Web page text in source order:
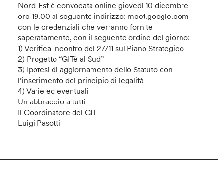
Nord-Est è convocata online giovedì 10 dicembre
ore 19.00 al seguente indirizzo: meet.google.com
con le credenziali che verranno fornite
saperatamente, con il seguente ordine del giorno:
1) Verifica Incontro del 27/11 sul Piano Strategico
2) Progetto “GITè al Sud”
3) Ipotesi di aggiornamento dello Statuto con
l’inserimento del principio di legalità
4) Varie ed eventuali
Un abbraccio a tutti
Il Coordinatore del GIT
Luigi Pasotti